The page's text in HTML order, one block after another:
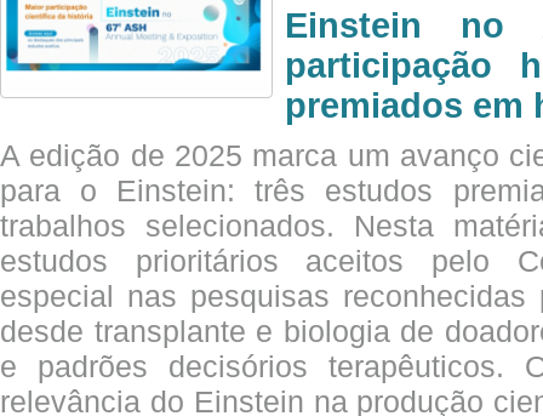
Einstein no
participação
premiados em
A edição de 2025 marca um avanço
para o Einstein: três estudos
trabalhos selecionados. Nesta
estudos prioritários aceitos pelo
especial nas pesquisas
desde transplante e biologia de
e padrões decisórios terapêuticos.
relevância do Einstein na produção